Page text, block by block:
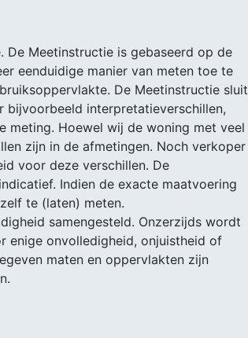
De Meetinstructie is gebaseerd op de
eenduidige manier van meten toe te
De Meetinstructie sluit
interpretatieverschillen,
meting. Hoewel wij de woning met veel
zijn in de afmetingen. Noch verkoper
voor deze verschillen. De
Indien de exacte maatvoering
te (laten) meten.
samengesteld. Onzerzijds wordt
enige onvolledigheid, onjuistheid of
maten en oppervlakten zijn